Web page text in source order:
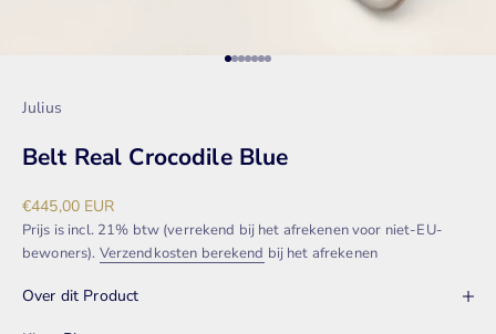
Naar artikel 1
Naar artikel 2
Naar artikel 3
Naar artikel 4
Naar artikel 5
Naar artikel 6
Naar artikel 7
Julius
Belt Real Crocodile Blue
Aanbiedingsprijs
€445,00 EUR
Prijs is incl. 21% btw (verrekend bij het afrekenen voor niet-EU-
bewoners). Verzendkosten berekend bij het afrekenen
Over dit Product